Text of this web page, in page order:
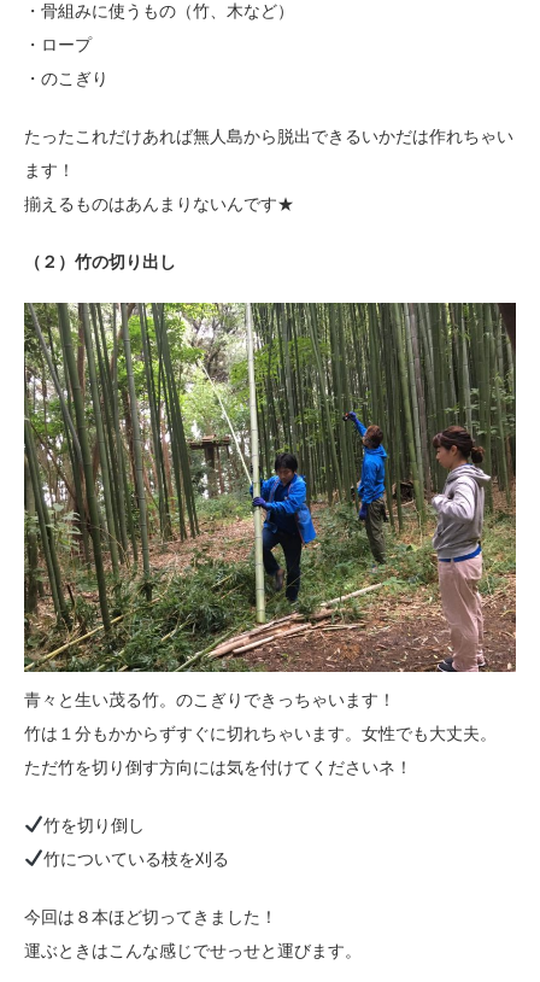
・骨組みに使うもの（竹、木など）
・ロープ
・のこぎり
たったこれだけあれば無人島から脱出できるいかだは作れちゃい
ます！
揃えるものはあんまりないんです★
（２）竹の切り出し
青々と生い茂る竹。のこぎりできっちゃいます！
竹は１分もかからずすぐに切れちゃいます。女性でも大丈夫。
ただ竹を切り倒す方向には気を付けてくださいネ！
竹を切り倒し
竹についている枝を刈る
今回は８本ほど切ってきました！
運ぶときはこんな感じでせっせと運びます。